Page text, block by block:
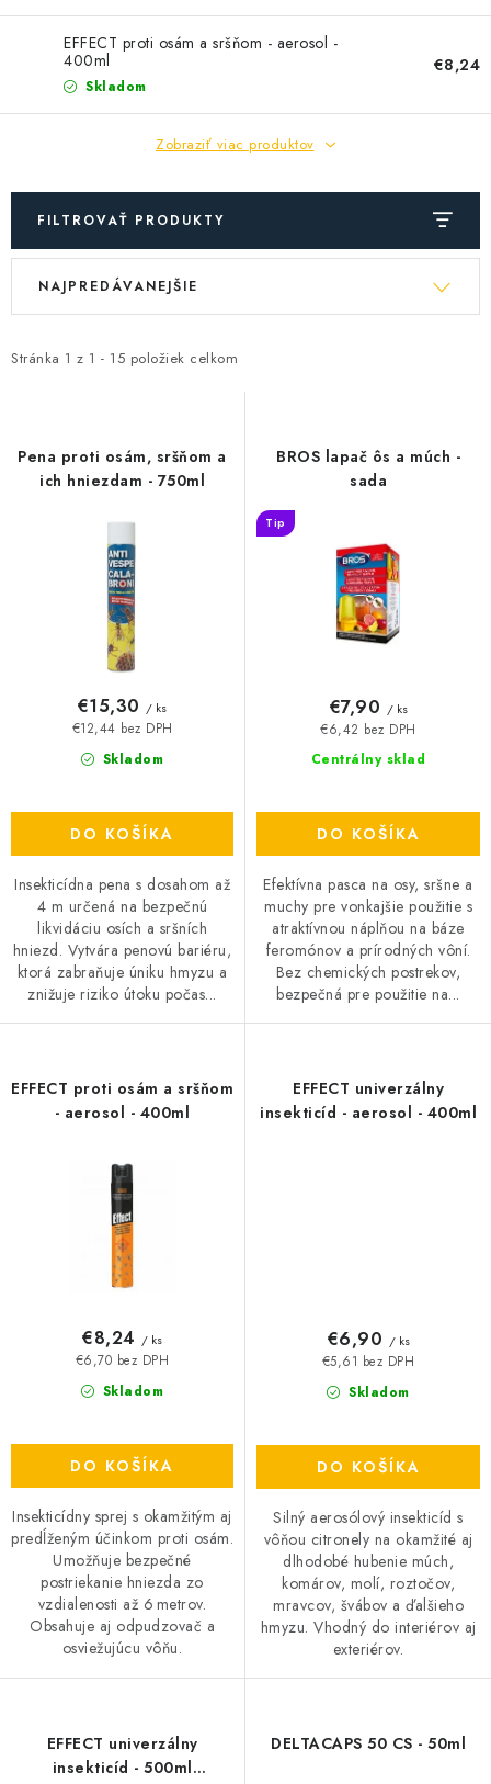
Reklamácie a formulár na odstúpenie od zmluvy
Obchodné podmienky
Podmienky ochrany osobných údajov
O nás - MEGALED & JANTON Zákamenné
Zľavy pre profíkov
Hodnotenie obchodu Moja objednávka
EFFECT proti osám a sršňom - aerosol -
400ml
Skladom
€8,24
Zobraziť viac produktov
FILTROVAŤ PRODUKTY
V
i
r
Stránka 1 z 1 - 15 položiek celkom
R
e
e
NAJPREDÁVANEJŠIE
Pena proti osám, sršňom a
ich hniezdam - 750ml
Skladom
€12,44 bez DPH
€15,30 / ks
DO KOŠÍKA
Insekticídna pena s dosahom až
4 m určená na bezpečnú
likvidáciu osích a sršních
hniezd. Vytvára penovú bariéru,
ktorá zabraňuje úniku hmyzu a
znižuje riziko útoku počas...
BROS lapač ôs a múch -
sada
Tip
Centrálny sklad
€6,42 bez DPH
€7,90 / ks
DO KOŠÍKA
Efektívna pasca na osy, sršne a
muchy pre vonkajšie použitie s
atraktívnou náplňou na báze
feromónov a prírodných vôní.
Bez chemických postrekov,
bezpečná pre použitie na...
EFFECT proti osám a sršňom
- aerosol - 400ml
Skladom
€6,70 bez DPH
€8,24 / ks
DO KOŠÍKA
Insekticídny sprej s okamžitým aj
predĺženým účinkom proti osám.
Umožňuje bezpečné
postriekanie hniezda zo
vzdialenosti až 6 metrov.
Obsahuje aj odpudzovač a
osviežujúcu vôňu.
EFFECT univerzálny
insekticíd - aerosol - 400ml
Skladom
€5,61 bez DPH
€6,90 / ks
DO KOŠÍKA
Silný aerosólový insekticíd s
vôňou citronely na okamžité aj
dlhodobé hubenie múch,
komárov, molí, roztočov,
mravcov, švábov a ďalšieho
hmyzu. Vhodný do interiérov aj
exteriérov.
EFFECT univerzálny
insekticíd - 500ml
DELTACAPS 50 CS - 50ml